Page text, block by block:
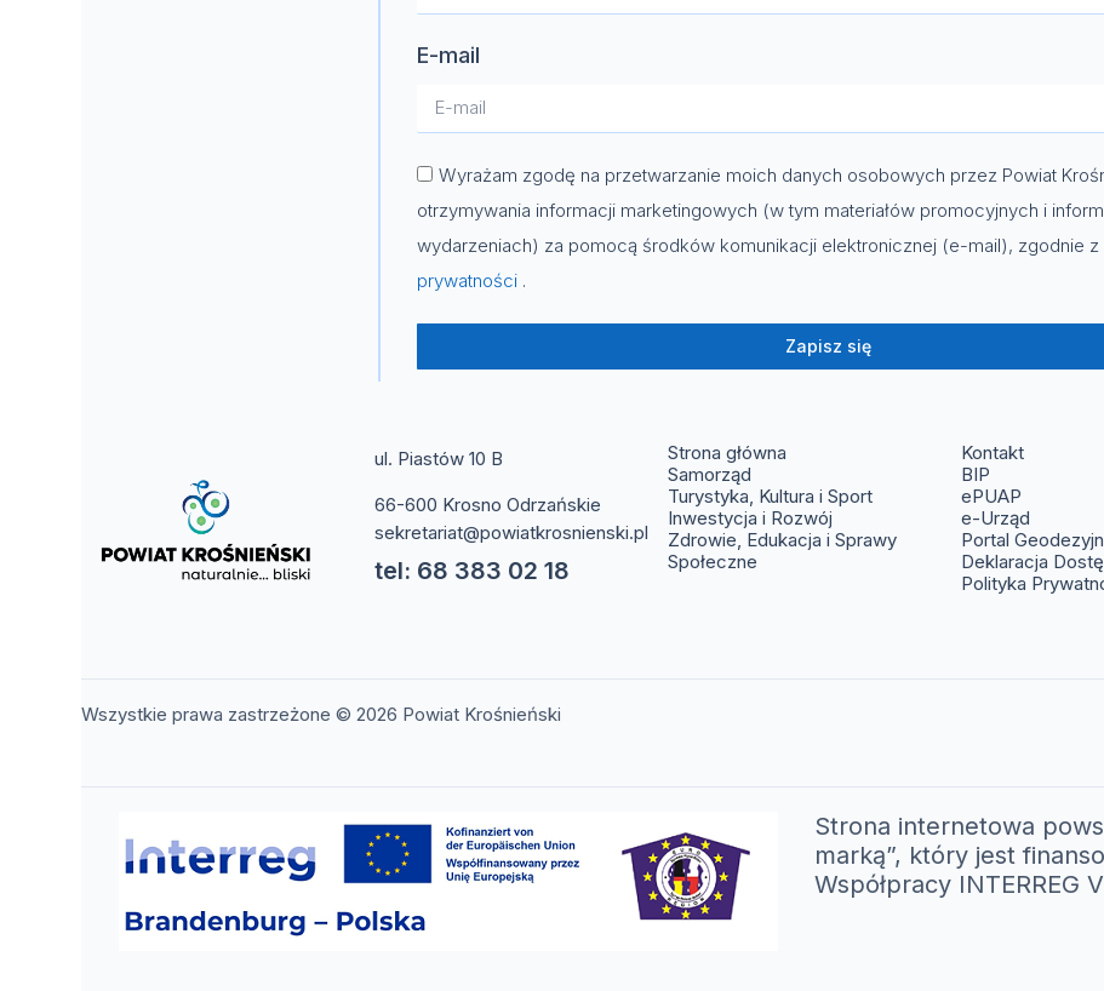
E-mail
Wyrażam zgodę na przetwarzanie moich danych osobowych przez Powiat
otrzymywania informacji marketingowych (w tym materiałów promocyjnych i
wydarzeniach) za pomocą środków komunikacji elektronicznej (e-mail), zgodnie z
prywatności .
Zapisz się
ul. Piastów 10 B
66-600 Krosno Odrzańskie
sekretariat@powiatkrosnienski.pl
tel: 68 383 02 18
Strona główna
Samorząd
Turystyka, Kultura i Sport
Inwestycja i Rozwój
Zdrowie, Edukacja i Sprawy
Społeczne
Kontakt(otwiera
BIP(otwiera się
ePUAP(otwiera
e-Urząd(otwiera
Portal
Deklaracja
Polityka
Wszystkie prawa zastrzeżone © 2026 Powiat Krośnieński
Strona internetowa
marką”, który jest
Współpracy INTERREG